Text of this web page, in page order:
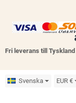
Fri leverans till Tyskland
Svenska EUR €